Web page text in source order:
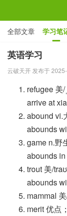
全部文章 学习笔
ABOUT ME
英语学习
云破天开 发布于
refugee 美/
arrive at
abound vi.
abounds
game n.野
abounds in
trout 美/
abounds
mammal
merit 优点；